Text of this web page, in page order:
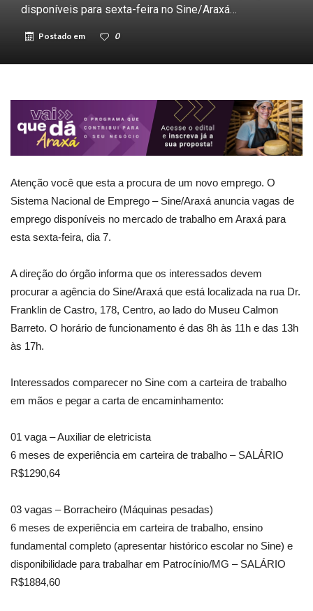
disponíveis para sexta-feira no Sine/Araxá…
Postado em 0
Atenção você que esta a procura de um novo emprego. O
Sistema Nacional de Emprego – Sine/Araxá anuncia vagas de
emprego disponíveis no mercado de trabalho em Araxá para
esta sexta-feira, dia 7.
A direção do órgão informa que os interessados devem
procurar a agência do Sine/Araxá que está localizada na rua Dr.
Franklin de Castro, 178, Centro, ao lado do Museu Calmon
Barreto. O horário de funcionamento é das 8h às 11h e das 13h
às 17h.
Interessados comparecer no Sine com a carteira de trabalho
em mãos e pegar a carta de encaminhamento:
01 vaga – Auxiliar de eletricista
6 meses de experiência em carteira de trabalho – SALÁRIO
R$1290,64
03 vagas – Borracheiro (Máquinas pesadas)
6 meses de experiência em carteira de trabalho, ensino
fundamental completo (apresentar histórico escolar no Sine) e
disponibilidade para trabalhar em Patrocínio/MG – SALÁRIO
R$1884,60